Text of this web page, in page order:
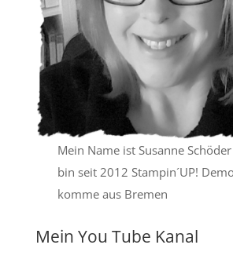
Mein Name ist Susanne
bin seit 2012 Stampin´UP!
komme aus Bremen
Mein You Tube Kanal